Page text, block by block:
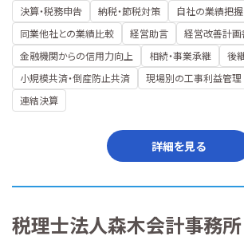
決算・税務申告
納税・節税対策 自社の業績把握
同業他社との業績比較
経営助言
経営改善計
金融機関からの信用力向上
相続・事業承継
後
小規模共済・倒産防止共済
現場別の工事利益管理
連結決算
詳細を見る
税理士法人森木会計事務所